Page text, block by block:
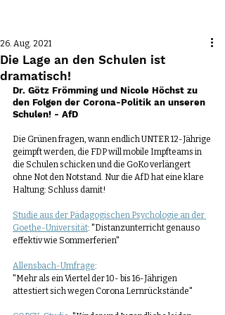
Die Lage an den Schulen ist
dramatisch!
26. Aug. 2021
Dr. Götz Frömming und Nicole Höchst zu
den Folgen der Corona-Politik an unseren
Schulen! - AfD
Die Grünen fragen, wann endlich UNTER 12-Jährige
geimpft werden, die FDP will mobile Impfteams in
die Schulen schicken und die GoKo verlängert
ohne Not den Notstand. Nur die AfD hat eine klare
Haltung: Schluss damit!
Studie aus der Pädagogischen Psychologie an der
Goethe-Universität: "Distanzunterricht genauso
effektiv wie Sommerferien"
Allensbach-Umfrage:
"Mehr als ein Viertel der 10- bis 16-Jährigen
attestiert sich wegen Corona Lernrückstände"